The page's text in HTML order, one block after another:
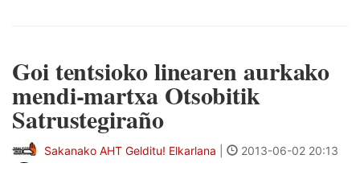
Goi tentsioko linearen aurkako
mendi-martxa Otsobitik
Satrustegiraño
Sakanako AHT Gelditu! Elkarlana 2013-06-02 20:13